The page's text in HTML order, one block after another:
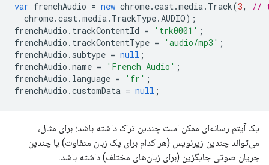
var frenchAudio = new chrome.cast.media. Track(3,
//
chrome.cast.media. TrackType.AUDIO);
frenchAudio . trackContentId = 'trk0001' ;
frenchAudio . trackContentType = 'audio/mp3' ;
frenchAudio . subtype = null ;
frenchAudio .name = 'French Audio' ;
frenchAudio . language = 'fr' ;
frenchAudio .customData = null ;
یک آیتم رسانه‌ای ممکن است چندین تراک داشته باشد؛ برای مثال،
می‌تواند چندین زیرنویس (هر کدام برای یک زبان متفاوت) یا چندین
جریان صوتی جایگزین (برای زبان‌های مختلف) داشته باشد.